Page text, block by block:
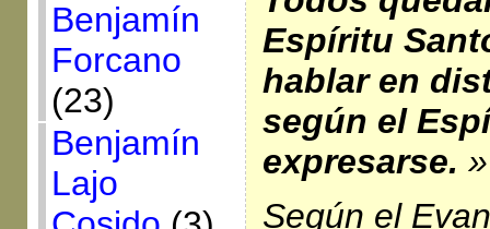
Benjamín
Forcano
(23)
Benjamín
Lajo
Espíritu
hablar en
según el
expresarse.
Según el